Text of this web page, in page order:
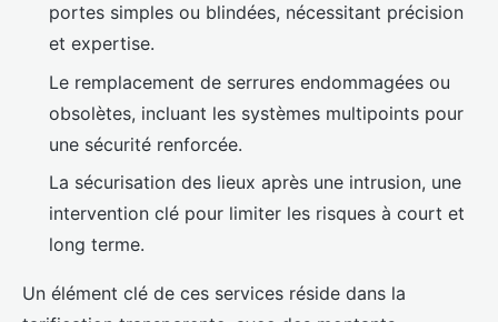
portes simples ou blindées, nécessitant précision
et expertise.
Le remplacement de serrures endommagées ou
obsolètes, incluant les systèmes multipoints pour
une sécurité renforcée.
La sécurisation des lieux après une intrusion, une
intervention clé pour limiter les risques à court et
long terme.
Un élément clé de ces services réside dans la